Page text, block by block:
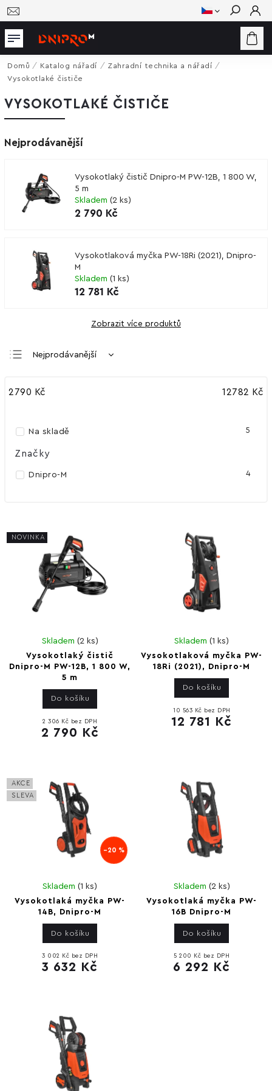
Hledat
Domů / Katalog nářadí / Zahradní technika a nářadí /
Vysokotlaké čističe
VYSOKOTLAKÉ ČISTIČE
Nejprodávanější
Vysokotlaký čistič Dnipro-M PW-12B, 1 800 W,
5 m
Skladem (2 ks)
2 790 Kč
Vysokotlaková myčka PW-18Ri (2021), Dnipro-
M
Skladem (1 ks)
12 781 Kč
Zobrazit více produktů
Nejprodávanější
Nejdražší
2790 Kč 12782 Kč
Na skladě 5
Značky
Dnipro-M 4
NOVINKA
Vysokotlaký čistič
Dnipro-M PW-12B, 1 800 W,
5 m
Skladem (2 ks)
2 306 Kč bez DPH
2 790 Kč
Do košíku
Vysokotlaková myčka PW-
18Ri (2021), Dnipro-M
Skladem(1 ks)
10 563 Kč bez DPH
12 781 Kč
Do košíku
AKCE
SLEVA
–20 %
Vysokotlaká myčka PW-
14B, Dnipro-M
Skladem(1 ks)
3 002 Kč bez DPH
3 632 Kč
Do košíku
Vysokotlaká myčka PW-
16B Dnipro-M
Skladem (2 ks)
5 200 Kč bez DPH
6 292 Kč
Do košíku